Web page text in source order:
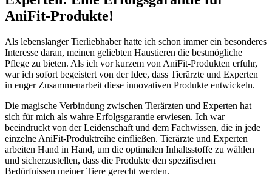
AniFit-Produkte!
Als lebenslanger Tierliebhaber ​hatte ich schon immer ein besonderes
Interesse daran, meinen geliebten ​Haustieren die ‌bestmögliche
Pflege zu bieten. Als‍ ich vor kurzem‌ von AniFit-Produkten erfuhr,
war ich sofort begeistert ​von der Idee, dass Tierärzte und Experten
in enger Zusammenarbeit diese innovativen Produkte entwickeln.
Die magische Verbindung zwischen Tierärzten und Experten hat
sich für mich als wahre Erfolgsgarantie erwiesen. Ich‌ war
beeindruckt von der Leidenschaft und dem Fachwissen, die in ⁣jede
einzelne‍ AniFit-Produktreihe einfließen. Tierärzte und Experten
arbeiten Hand in Hand, um die optimalen Inhaltsstoffe ‍zu wählen
und sicherzustellen, dass die Produkte den spezifischen
Bedürfnissen meiner Tiere gerecht werden.